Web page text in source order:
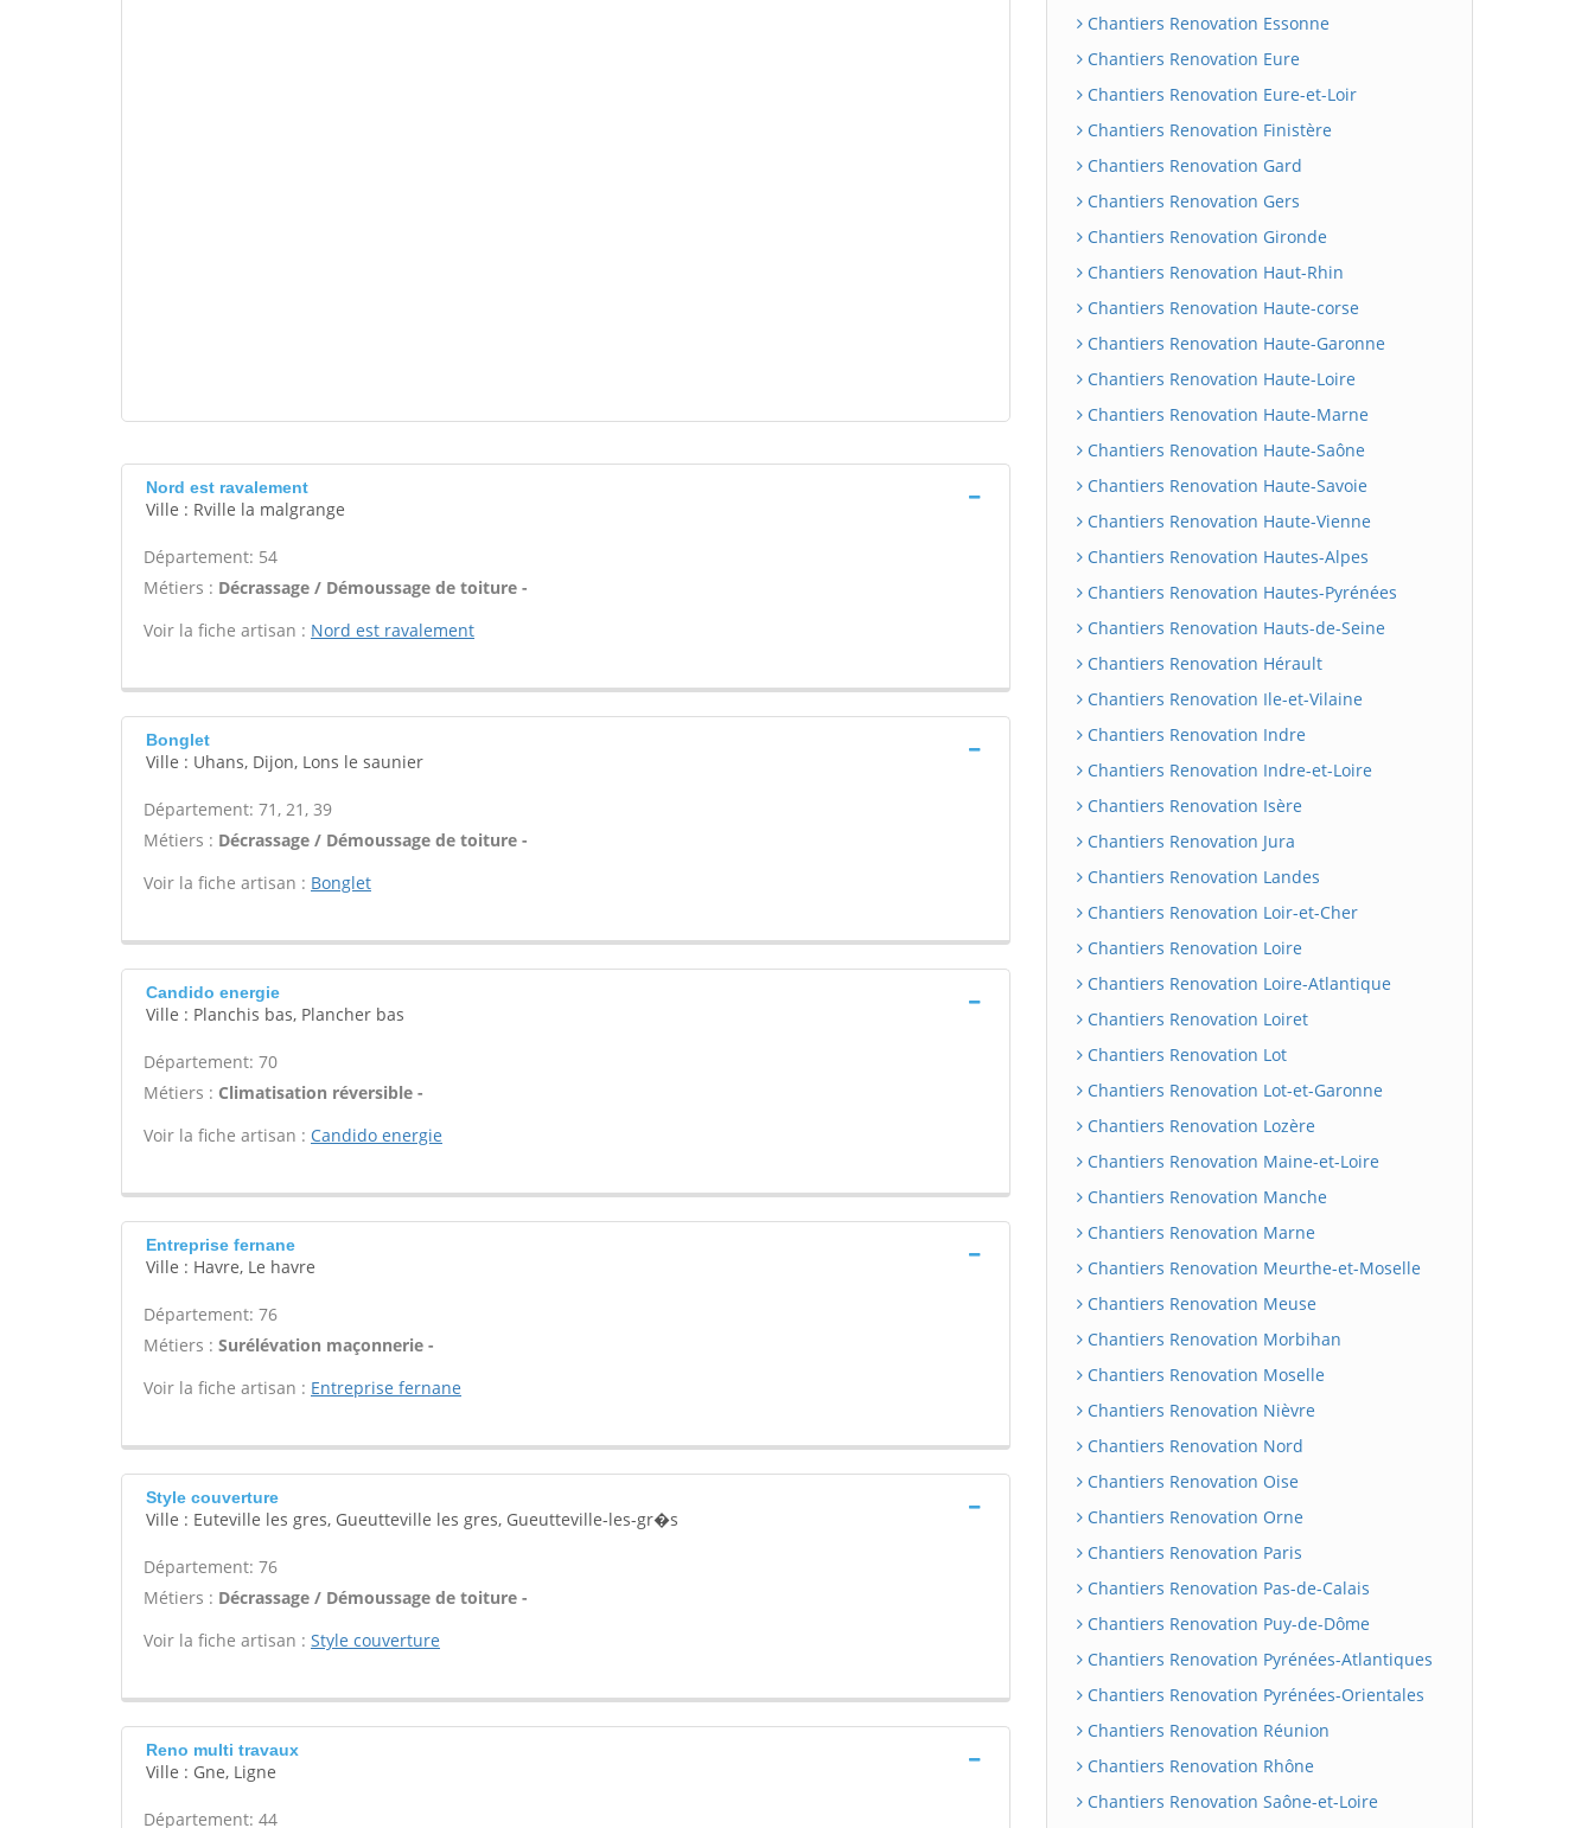
Nord est ravalement
Ville : Rville la malgrange
Département: 54
Métiers : Décrassage / Démoussage de toiture -
Voir la fiche artisan : Nord est ravalement
Bonglet
Ville : Uhans, Dijon, Lons le saunier
Département: 71, 21, 39
Métiers : Décrassage / Démoussage de toiture -
Voir la fiche artisan : Bonglet
Candido energie
Ville : Planchis bas, Plancher bas
Département: 70
Métiers : Climatisation réversible -
Voir la fiche artisan : Candido energie
Entreprise fernane
Ville : Havre, Le havre
Département: 76
Métiers : Surélévation maçonnerie -
Voir la fiche artisan : Entreprise fernane
Style couverture
Ville : Euteville les gres, Gueutteville les gres, Gueutteville-les-gr�s
Département: 76
Métiers : Décrassage / Démoussage de toiture -
Voir la fiche artisan : Style couverture
Reno multi travaux
Ville : Gne, Ligne
Département: 44
Chantiers Renovation Essonne
Chantiers Renovation Eure
Chantiers Renovation Eure-et-Loir
Chantiers Renovation Finistère
Chantiers Renovation Gard
Chantiers Renovation Gers
Chantiers Renovation Gironde
Chantiers Renovation Haut-Rhin
Chantiers Renovation Haute-corse
Chantiers Renovation Haute-Garonne
Chantiers Renovation Haute-Loire
Chantiers Renovation Haute-Marne
Chantiers Renovation Haute-Saône
Chantiers Renovation Haute-Savoie
Chantiers Renovation Haute-Vienne
Chantiers Renovation Hautes-Alpes
Chantiers Renovation Hautes-Pyrénées
Chantiers Renovation Hauts-de-Seine
Chantiers Renovation Hérault
Chantiers Renovation Ile-et-Vilaine
Chantiers Renovation Indre
Chantiers Renovation Indre-et-Loire
Chantiers Renovation Isère
Chantiers Renovation Jura
Chantiers Renovation Landes
Chantiers Renovation Loir-et-Cher
Chantiers Renovation Loire
Chantiers Renovation Loire-Atlantique
Chantiers Renovation Loiret
Chantiers Renovation Lot
Chantiers Renovation Lot-et-Garonne
Chantiers Renovation Lozère
Chantiers Renovation Maine-et-Loire
Chantiers Renovation Manche
Chantiers Renovation Marne
Chantiers Renovation Meurthe-et-Moselle
Chantiers Renovation Meuse
Chantiers Renovation Morbihan
Chantiers Renovation Moselle
Chantiers Renovation Nièvre
Chantiers Renovation Nord
Chantiers Renovation Oise
Chantiers Renovation Orne
Chantiers Renovation Paris
Chantiers Renovation Pas-de-Calais
Chantiers Renovation Puy-de-Dôme
Chantiers Renovation Pyrénées-Atlantiques
Chantiers Renovation Pyrénées-Orientales
Chantiers Renovation Réunion
Chantiers Renovation Rhône
Chantiers Renovation Saône-et-Loire